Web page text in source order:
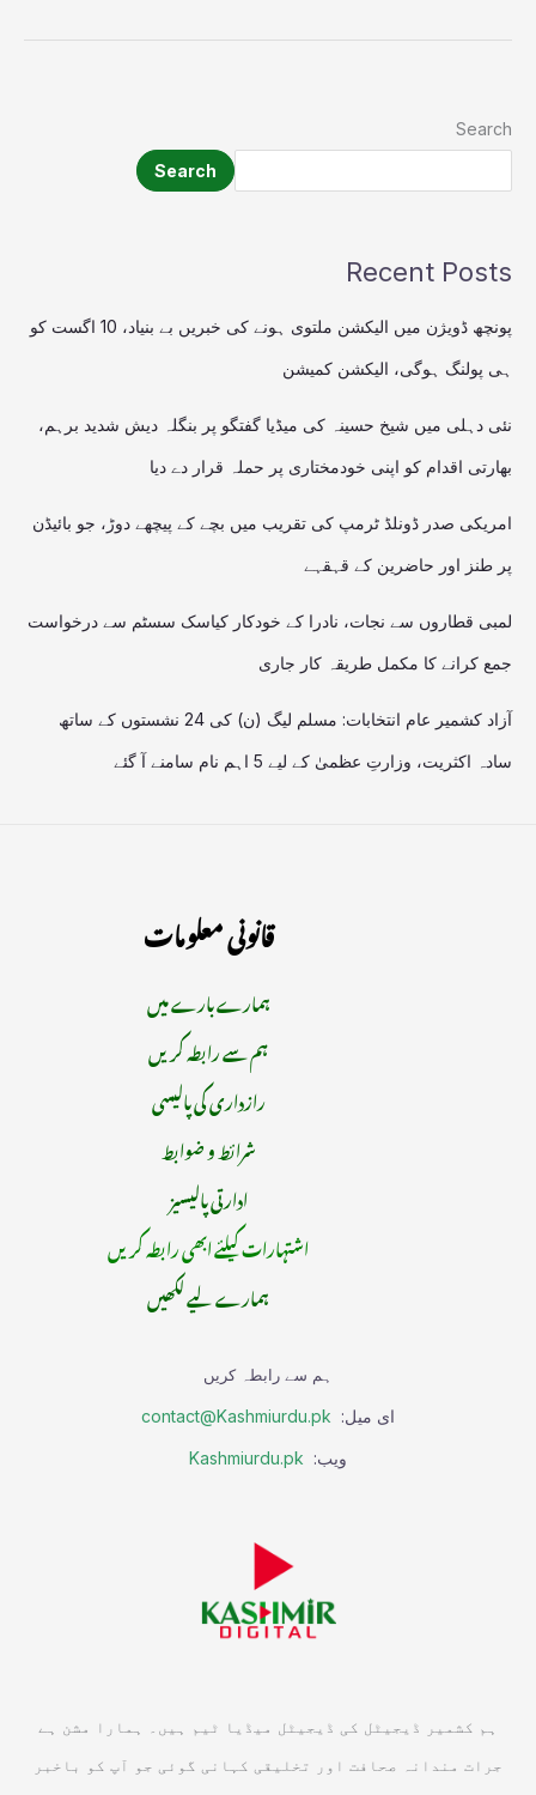
Search
Search
Recent Posts
پونچھ ڈویژن میں الیکشن ملتوی ہونے کی خبریں بے بنیاد، 10 اگست کو
ہی پولنگ ہوگی، الیکشن کمیشن
نئی دہلی میں شیخ حسینہ کی میڈیا گفتگو پر بنگلہ دیش شدید برہم،
بھارتی اقدام کو اپنی خودمختاری پر حملہ قرار دے دیا
امریکی صدر ڈونلڈ ٹرمپ کی تقریب میں بچے کے پیچھے دوڑ، جو بائیڈن
پر طنز اور حاضرین کے قہقہے
لمبی قطاروں سے نجات، نادرا کے خودکار کیاسک سسٹم سے درخواست
جمع کرانے کا مکمل طریقہ کار جاری
آزاد کشمیر عام انتخابات: مسلم لیگ (ن) کی 24 نشستوں کے ساتھ
سادہ اکثریت، وزارتِ عظمیٰ کے لیے 5 اہم نام سامنے آ گئے
قانونی معلومات
ہمارے بارے میں
ہم سے رابطہ کریں
رازداری کی پالیسی
شرائط و ضوابط
ادارتی پالیسیز
اشتہارات کیلئے ابھی رابطہ کریں
ہمارے لیے لکھیں
ہم سے رابطہ کریں
ای میل: contact@Kashmiurdu.pk
ویب: Kashmiurdu.pk
ہم کشمیر ڈیجیٹل کی ڈیجیٹل میڈیا ٹیم ہیں۔ ہمارا مشن ہے
جرات مندانہ صحافت اور تخلیقی کہانی گوئی جو آپ کو باخبر